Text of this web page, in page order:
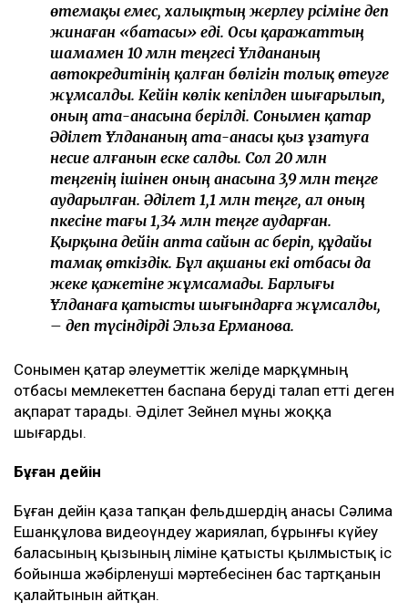
өтемақы емес, халықтың жерлеу рәсіміне деп
жинаған «батасы» еді. Осы қаражаттың
шамамен 10 млн теңгесі Ұлдананың
автокредитінің қалған бөлігін толық өтеуге
жұмсалды. Кейін көлік кепілден шығарылып,
оның ата-анасына берілді. Сонымен қатар
Әділет Ұлдананың ата-анасы қыз ұзатуға
несие алғанын еске салды. Сол 20 млн
теңгенің ішінен оның анасына 3,9 млн теңге
аударылған. Әділет 1,1 млн теңге, ал оның
әпкесіне тағы 1,34 млн теңге аударған.
Қырқына дейін апта сайын ас беріп, құдайы
тамақ өткіздік. Бұл ақшаны екі отбасы да
жеке қажетіне жұмсамады. Барлығы
Ұлданаға қатысты шығындарға жұмсалды,
– деп түсіндірді Эльза Ерманова.
Сонымен қатар әлеуметтік желіде марқұмның
отбасы мемлекеттен баспана беруді талап етті деген
ақпарат тарады. Әділет Зейнел мұны жоққа
шығарды.
Бұған дейін
Бұған дейін қаза тапқан фельдшердің анасы Сәлима
Ешанқұлова видеоүндеу жариялап, бұрынғы күйеу
баласының қызының өліміне қатысты қылмыстық іс
бойынша жәбірленуші мәртебесінен бас тартқанын
қалайтынын айтқан.